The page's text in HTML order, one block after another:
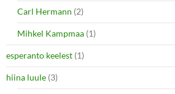
Carl Hermann (2)
Mihkel Kampmaa (1)
esperanto keelest (1)
hiina luule (3)